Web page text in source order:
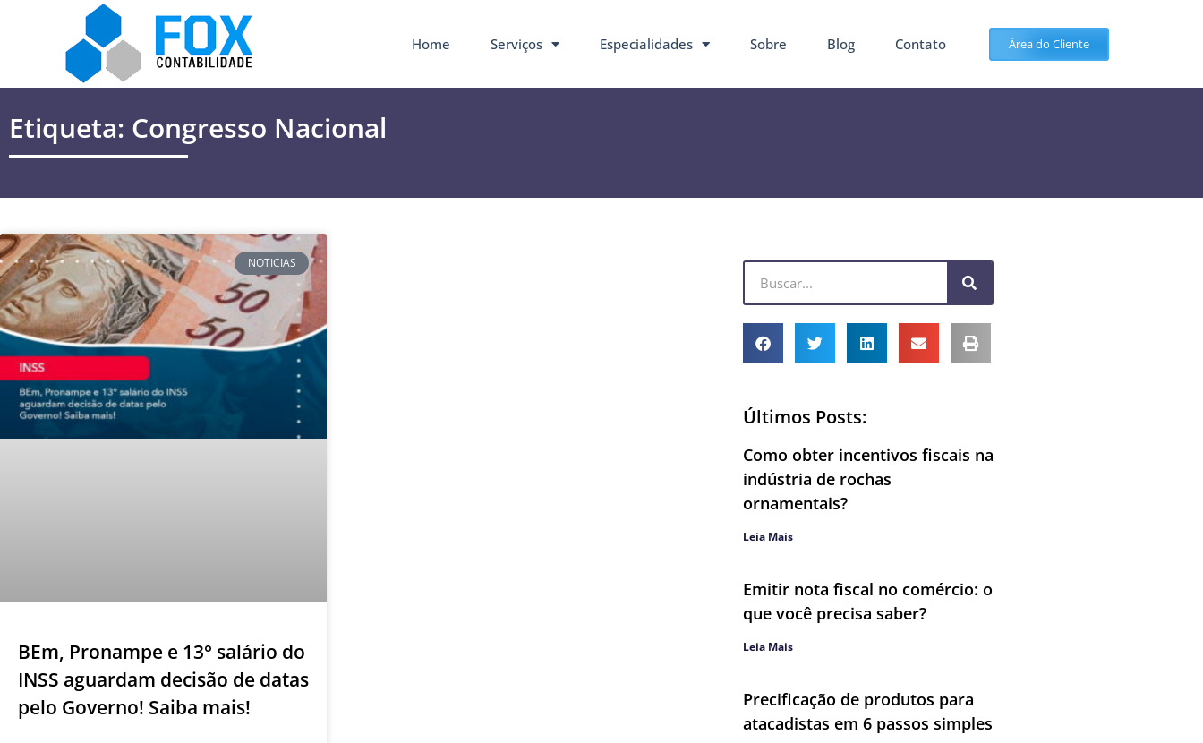
Home Serviços Especialidades Sobre Blog Contato Área do Cliente
Etiqueta: Congresso Nacional
NOTICIAS
BEm, Pronampe e 13° salário do
INSS aguardam decisão de datas
pelo Governo! Saiba mais!
Últimos Posts:
Como obter incentivos fiscais na
indústria de rochas
ornamentais?
Leia Mais
Emitir nota fiscal no comércio: o
que você precisa saber?
Leia Mais
Precificação de produtos para
atacadistas em 6 passos simples